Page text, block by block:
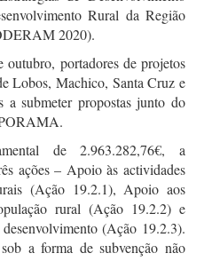
Rural da Região
2020).
portadores de projetos
Lobos, Machico, Santa Cruz e
a submeter propostas junto do
de 2.963.282,76€, a
ações – Apoio às actividades
(Ação 19.2.1), Apoio aos
rural (Ação 19.2.2) e
(Ação 19.2.3).
a forma de subvenção não